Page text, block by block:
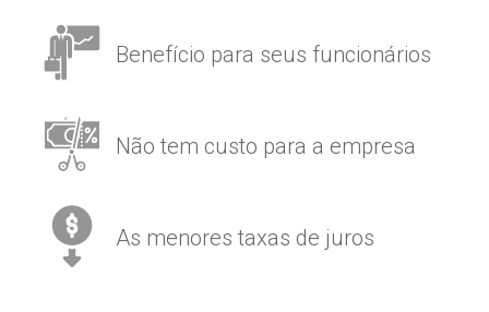
Benefício para seus funcionários
Não tem custo para a empresa
As menores taxas de juros